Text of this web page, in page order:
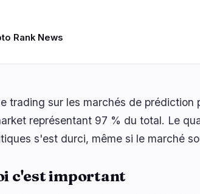
2 Institutionnel
Rank News
trading sur les marchés de
représentant 97 % du total. Le
s'est durci, même si le marché
c'est important